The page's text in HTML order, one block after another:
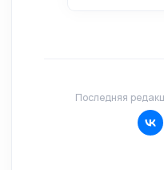
Последняя